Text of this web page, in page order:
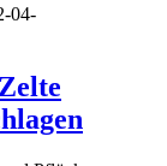
04-